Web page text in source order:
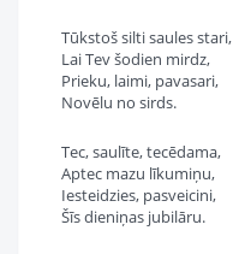
Tūkstoš silti saules stari,
Lai Tev šodien mirdz,
Prieku, laimi, pavasari,
Novēlu no sirds.
Tec, saulīte, tecēdama,
Aptec mazu līkumiņu,
Iesteidzies, pasveicini,
Šīs dieniņas jubilāru.